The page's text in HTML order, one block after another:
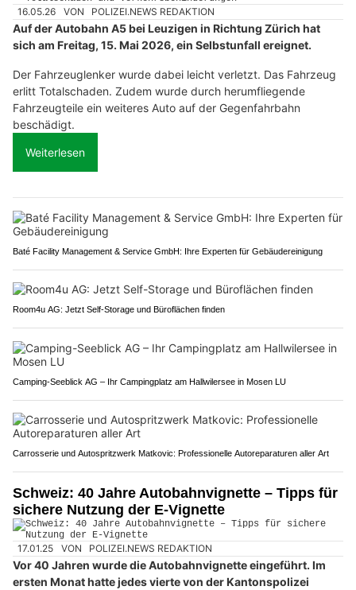
16.05.26 VON POLIZEI.NEWS REDAKTION
Auf der Autobahn A5 bei Leuzigen in Richtung Zürich hat
sich am Freitag, 15. Mai 2026, ein Selbstunfall ereignet.
Der Fahrzeuglenker wurde dabei leicht verletzt. Das Fahrzeug
erlitt Totalschaden. Zudem wurde durch herumfliegende
Fahrzeugteile ein weiteres Auto auf der Gegenfahrbahn
beschädigt.
Weiterlesen
Baté Facility Management & Service GmbH: Ihre Experten für Gebäudereinigung
Room4u AG: Jetzt Self-Storage und Büroflächen finden
Camping-Seeblick AG – Ihr Campingplatz am Hallwilersee in Mosen LU
Carrosserie und Autospritzwerk Matkovic: Professionelle Autoreparaturen aller Art
Schweiz: 40 Jahre Autobahnvignette – Tipps für
sichere Nutzung der E-Vignette
17.01.25 VON POLIZEI.NEWS REDAKTION
Vor 40 Jahren wurde die Autobahnvignette eingeführt. Im
ersten Monat hatte jedes vierte von der Kantonspolizei